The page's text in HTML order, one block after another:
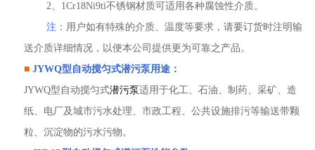
2、1Cr18Ni9ti不锈钢材质可适用各种腐蚀性介质。
注 ：用户如有特殊的介质、温度等要求，请要订货时注明输
送介质详细情况，以便本公司提供更为可靠之产品。
■ JYWQ型 自动搅匀式潜污泵用途：
JYWQ型自动搅匀式潜污泵适用于化工、石油、制药、采矿、造
纸、电厂及城市污水处理、市政工程、公共设施排污等输送带颗
粒、沉淀物的污水污物。